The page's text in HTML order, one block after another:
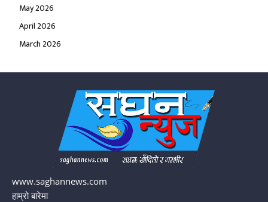
May 2026
April 2026
March 2026
www.saghannews.com
हाम्रो बारेमा